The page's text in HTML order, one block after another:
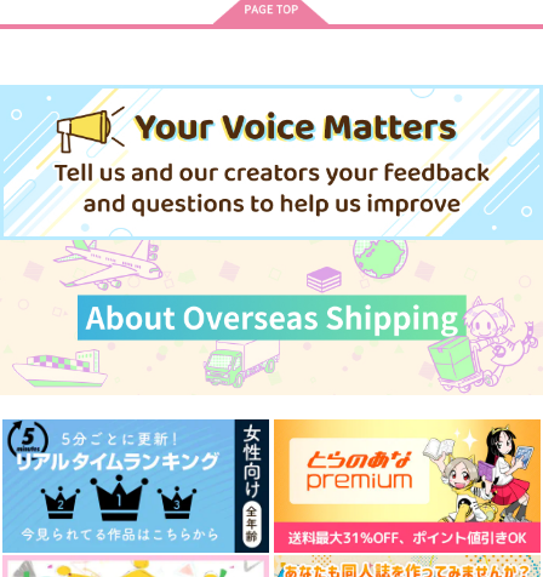
アルバートが泣いてる
兎にも角にも
787円（税込）
サンプル
作品詳細
にちにちこれこうじつ
rosyapple.
605円（税込）
サンプル
作品詳細
ALBUM TIC.
オルクナカ
（税込）
サンプル
作品詳細
オルクナカ
専売 787 （税込）
ヒプノシスマイク
観音坂独歩×伊弉冉一二三
サンプル
カート